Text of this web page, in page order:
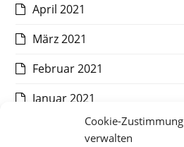
Cookie-Zustimmung
verwalten
April 2021
März 2021
Februar 2021
Januar 2021
Dezember 2020